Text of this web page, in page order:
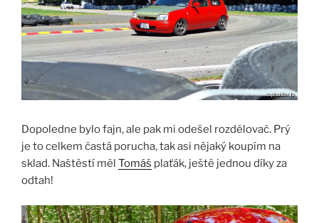
Dopoledne bylo fajn, ale pak mi odešel rozdělovač. Prý
je to celkem častá porucha, tak asi nějaký koupím na
sklad. Naštěstí měl Tomáš plaťák, ještě jednou díky za
odtah!